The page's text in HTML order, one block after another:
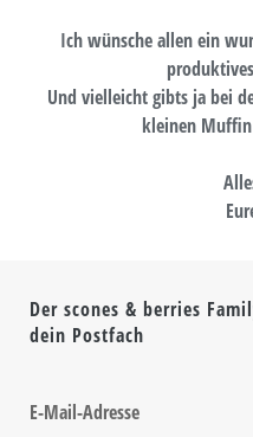
Ich wünsche allen ein
Und vielleicht gibts ja bei
kleinen
Der scones & berries
dein Postfach